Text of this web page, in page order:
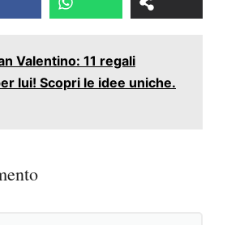
Valentino: 11 regali
lui! Scopri le idee uniche.